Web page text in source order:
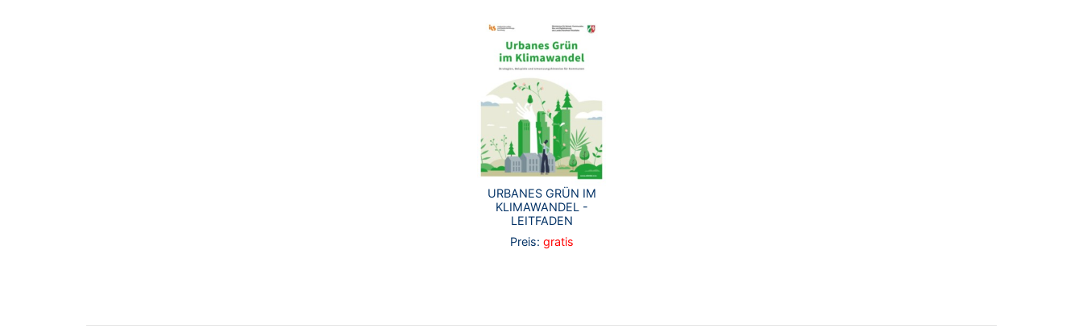
URBANES GRÜN IM
KLIMAWANDEL -
LEITFADEN
Preis: gratis